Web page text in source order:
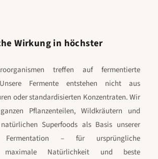
Wirkung in höchster
treffen auf fermentierte
Fermente entstehen nicht aus
oder standardisierten Konzentraten. Wir
Pflanzenteilen, Wildkräutern und
Superfoods als Basis unserer
Fermentation – für ursprüngliche
maximale Natürlichkeit und beste